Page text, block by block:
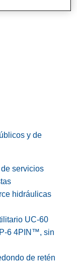
y de
servicios
hidráulicas
UC-60
6 4PIN™, sin
de retén